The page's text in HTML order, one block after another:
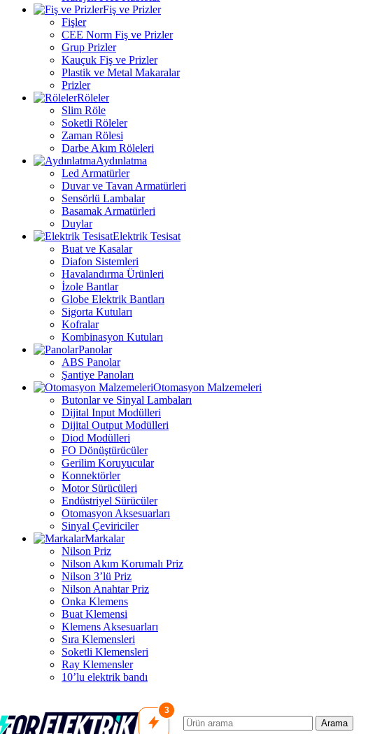
Fiş ve Prizler
Fişler
CEE Norm Fiş ve Prizler
Grup Prizler
Kauçuk Fiş ve Prizler
Plastik ve Metal Makaralar
Prizler
Röleler
Slim Röle
Soketli Röleler
Zaman Rölesi
Darbe Akım Röleleri
Aydınlatma
Led Armatürler
Duvar ve Tavan Armatürleri
Sensörlü Lambalar
Basamak Armatürleri
Duylar
Elektrik Tesisat
Buat ve Kasalar
Diafon Sistemleri
Havalandırma Ürünleri
İzole Bantlar
Globe Elektrik Bantları
Sigorta Kutuları
Kofralar
Kombinasyon Kutuları
Panolar
ABS Panolar
Şantiye Panoları
Otomasyon Malzemeleri
Butonlar ve Sinyal Lambaları
Dijital Input Modülleri
Dijital Output Modülleri
Diod Modülleri
FO Dönüştürücüler
Gerilim Koruyucular
Konnektörler
Motor Sürücüleri
Endüstriyel Sürücüler
Otomasyon Aksesuarları
Sinyal Çeviriciler
Markalar
Nilson Priz
Nilson Akım Korumalı Priz
Nilson 3’lü Priz
Nilson Anahtar Priz
Onka Klemens
Buat Klemensi
Klemens Aksesuarları
Sıra Klemensleri
Soketli Klemensleri
Ray Klemensler
10’lu elektrik bandı
3
Arama